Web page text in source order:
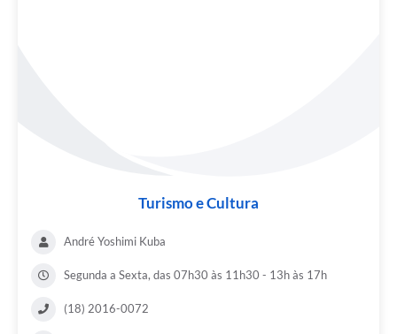
Turismo e Cultura
André Yoshimi Kuba
Segunda a Sexta, das 07h30 às 11h30 - 13h às 17h
(18) 2016-0072